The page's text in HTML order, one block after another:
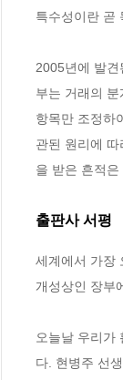
특수성이란 곧
2005년에 발
부는 거래의
항목만 조정하
관된 원리에
을 받은 흔적
출판사 서평
세계에서 가장
개성상인 장부
오늘날 우리가
다. 현병주 선